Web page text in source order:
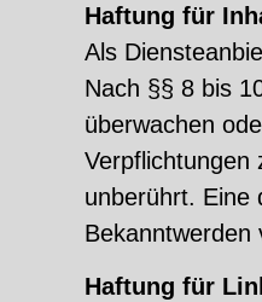
Haftung für
Als
Nach §§ 8 bis
überwachen
Verpflichtungen
unberührt. Eine
Bekanntwerden
Haftung für